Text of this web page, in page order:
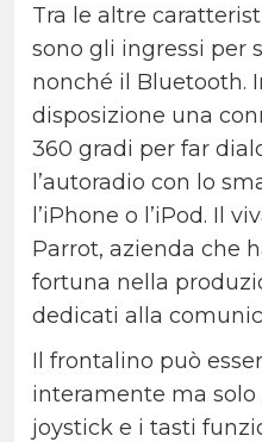
Tra le altre
sono gli ingressi per
nonché il Bluetooth.
disposizione una
360 gradi per far
l’autoradio con lo
l’iPhone o l’iPod. Il
Parrot, azienda che
fortuna nella
dedicati alla
Il frontalino può
interamente ma
joystick e i tasti